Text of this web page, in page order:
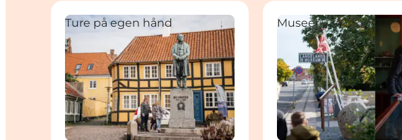
Byvandring i Rudkøbing på egen hånd
Ture på egen hånd
Langelands Museum
Museer